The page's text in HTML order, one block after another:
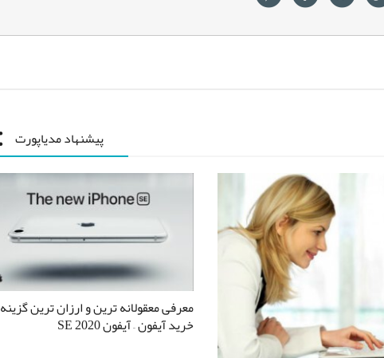
پیشنهاد مدیاپورت
معرفی معقولانه ترین و ارزان ترین گزینه
خرید آیفون – آیفون SE 2020